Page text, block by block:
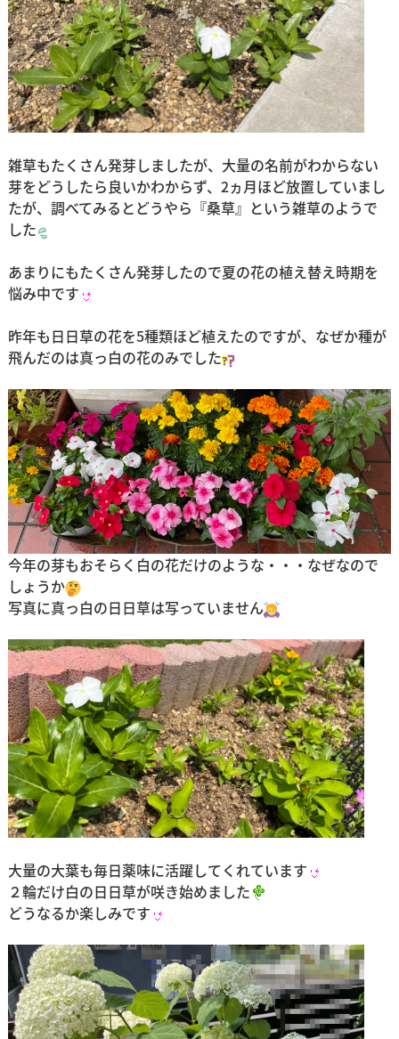
雑草もたくさん発芽しましたが、大量の名前がわからない
芽をどうしたら良いかわからず、2ヵ月ほど放置していまし
たが、調べてみるとどうやら『桑草』という雑草のようで
した
あまりにもたくさん発芽したので夏の花の植え替え時期を
悩み中です
昨年も日日草の花を5種類ほど植えたのですが、なぜか種が
飛んだのは真っ白の花のみでした
今年の芽もおそらく白の花だけのような・・・なぜなので
しょうか
写真に真っ白の日日草は写っていません
大量の大葉も毎日薬味に活躍してくれています
２輪だけ白の日日草が咲き始めました
どうなるか楽しみです